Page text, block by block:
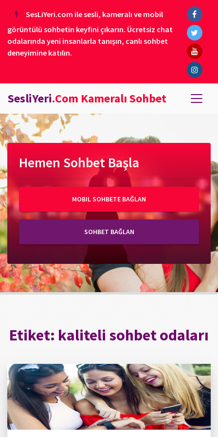
SesLiYeri.com ile sesli, kameralı ve mobil
görüntülü sohbetin keyfini çıkarın. Ücretsiz chat
odalarında yeni insanlarla tanışın, canlı sohbet
deneyimine katılın.
SesliYeri.Com Kameralı Sohbet
Hemen Sohbet Başla
MOBIL SOHBETE BAĞLAN
SOHBET BAĞLAN
Etiket: kaliteli sohbet odaları